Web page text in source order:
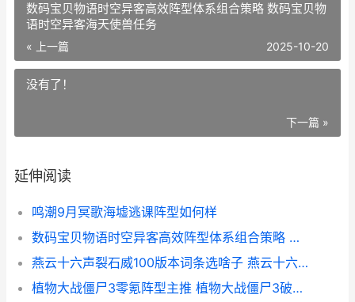
数码宝贝物语时空异客高效阵型体系组合策略 数码宝贝物
语时空异客海天使兽任务
« 上一篇 2025-10-20
没有了！
下一篇 »
延伸阅读
鸣潮9月冥歌海墟逃课阵型如何样
数码宝贝物语时空异客高效阵型体系组合策略 数码宝贝物语时空异客海天使兽任务
燕云十六声裂石威100版本词条选啥子 燕云十六声裂石威心得
植物大战僵尸3零氪阵型主推 植物大战僵尸3破解版下载